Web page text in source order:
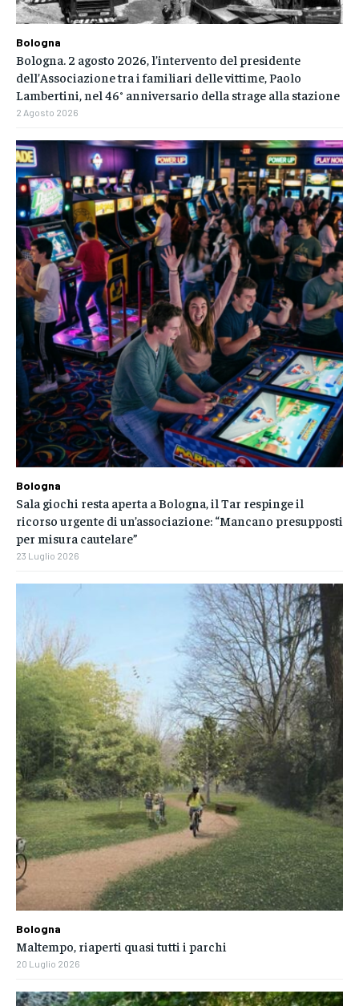
Bologna
Bologna. 2 agosto 2026, l’intervento del presidente
dell’Associazione tra i familiari delle vittime, Paolo
Lambertini, nel 46° anniversario della strage alla stazione
2 Agosto 2026
Bologna
Sala giochi resta aperta a Bologna, il Tar respinge il
ricorso urgente di un’associazione: “Mancano presupposti
per misura cautelare”
23 Luglio 2026
Bologna
Maltempo, riaperti quasi tutti i parchi
20 Luglio 2026